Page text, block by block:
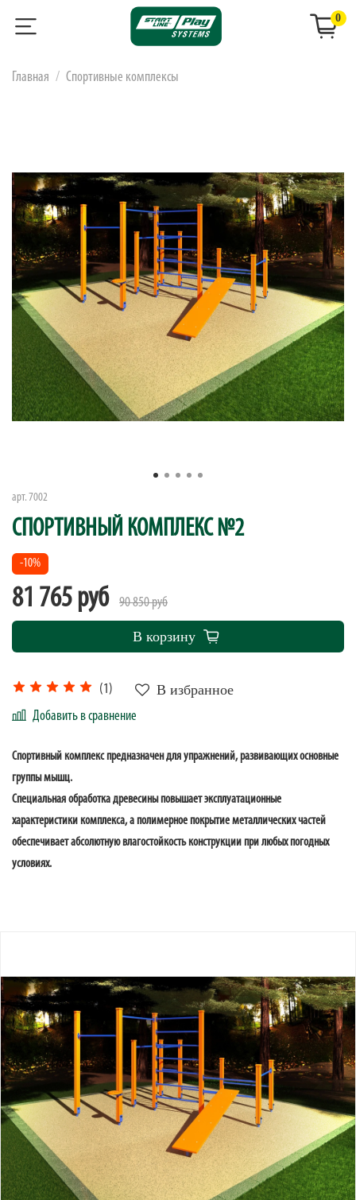
0
Главная Спортивные комплексы
арт. 7002
СПОРТИВНЫЙ КОМПЛЕКС №2
(1) В избранное
Добавить в сравнение
-10%
81 765 руб 90 850 руб
В корзину
Спортивный комплекс предназначен для упражнений, развивающих основные
группы мышц.
Специальная обработка древесины повышает эксплуатационные
характеристики комплекса, а полимерное покрытие металлических частей
обеспечивает абсолютную влагостойкость конструкции при любых погодных
условиях.